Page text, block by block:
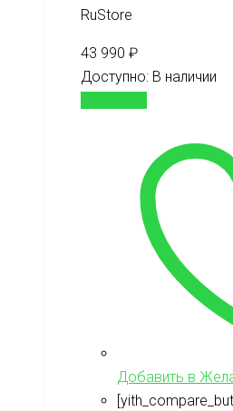
RuStore
43 990 ₽
Доступно: В наличии
Добавить в